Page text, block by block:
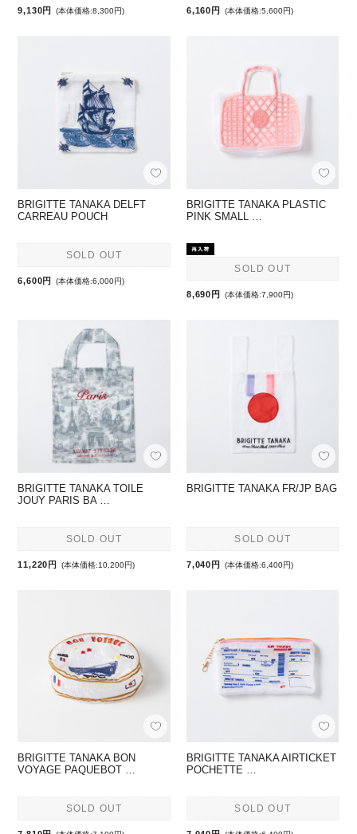
9,130円 (本体価格:8,300円) 6,160円 (本体価格:5,600円)
BRIGITTE TANAKA DELFT
CARREAU POUCH
SOLD OUT
6,600円 (本体価格:6,000円)
BRIGITTE TANAKA PLASTIC
PINK SMALL …
SOLD OUT
8,690円 (本体価格:7,900円)
BRIGITTE TANAKA TOILE
JOUY PARIS BA …
SOLD OUT
11,220円 (本体価格:10,200円)
BRIGITTE TANAKA FR/JP BAG
SOLD OUT
7,040円 (本体価格:6,400円)
BRIGITTE TANAKA BON
VOYAGE PAQUEBOT …
SOLD OUT
BRIGITTE TANAKA AIRTICKET
POCHETTE …
SOLD OUT